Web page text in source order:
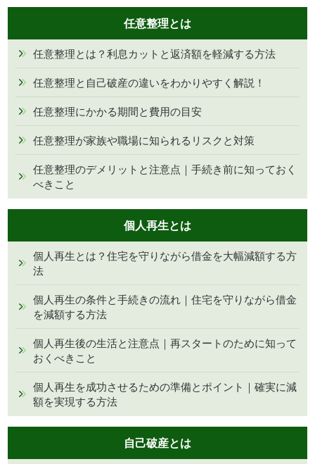
任意整理とは
任意整理とは？利息カットと返済額を軽減する方法
任意整理と自己破産の違いをわかりやすく解説！
任意整理にかかる期間と費用の目安
任意整理が家族や職場に知られるリスクと対策
任意整理のデメリットと注意点｜手続き前に知っておく
べきこと
個人再生とは
個人再生とは？住宅を守りながら借金を大幅減額する方
法
個人再生の条件と手続きの流れ｜住宅を守りながら借金
を減額する方法
個人再生後の生活と注意点｜再スタートのために知って
おくべきこと
個人再生を成功させるための準備とポイント｜確実に減
額を実現する方法
自己破産とは